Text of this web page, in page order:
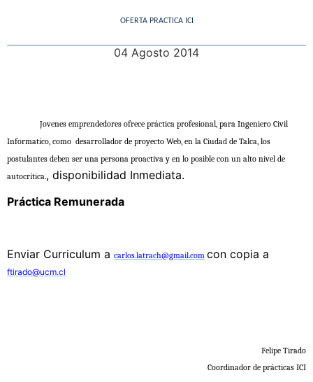
OFERTA PRACTICA ICI
04 Agosto 2014
Jovenes emprendedores ofrece práctica profesional, para Ingeniero Civil
Informatico, como desarrollador de proyecto Web, en la Ciudad de Talca, los
postulantes deben ser una persona proactiva y en lo posible con un alto nivel de
autocrítica., disponibilidad Inmediata.
Práctica Remunerada
Enviar Curriculum a carlos.latrach@gmail.com con copia a
ftirado@ucm.cl
Felipe Tirado
Coordinador de prácticas ICI